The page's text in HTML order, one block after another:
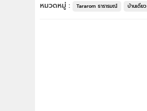
หมวดหมู่ :
Tararom ธารารมณ์ บ้านเดี่ยว